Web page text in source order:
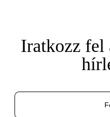
Iratkozz fel